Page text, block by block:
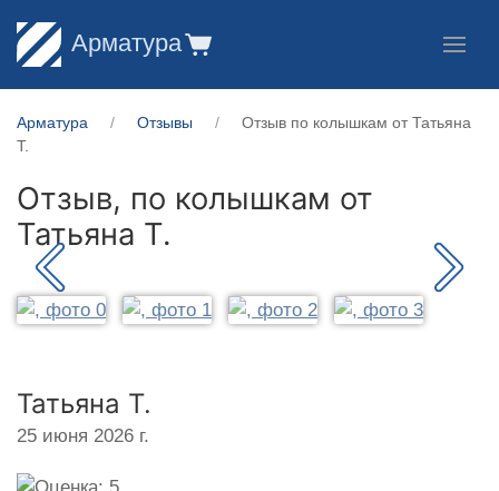
Арматура
Арматура Отзывы
Отзыв по колышкам от Татьяна
Т.
Отзыв, по колышкам от
Татьяна Т.
Татьяна Т.
25 июня 2026 г.